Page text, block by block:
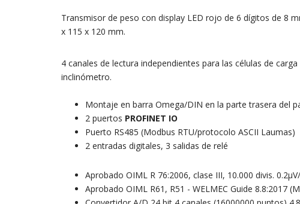
Transmisor de peso con display LED rojo de 6 dígitos de 8
x 115 x 120 mm.
4 canales de lectura independientes para las células de
inclinómetro.
Montaje en barra Omega/DIN en la parte trasera del
2 puertos PROFINET IO
Puerto RS485 (Modbus RTU/protocolo ASCII Laumas)
2 entradas digitales, 3 salidas de relé
Aprobado OIML R 76:2006, clase III, 10.000 divis.
Aprobado OIML R61, R51 - WELMEC Guide 8.8:2017